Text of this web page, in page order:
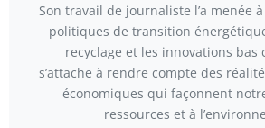
Son travail de journaliste l’a menée
politiques de transition
recyclage et les innovations bas
s’attache à rendre compte des
économiques qui façonnent
ressources et à